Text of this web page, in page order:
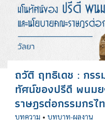
ถวัติ ฤทธิเดช : กร
ทัศน์ของปรีดี พนม
ราษฎรต่อกรรมกรไ
บทความ • บทบาท-ผลงาน